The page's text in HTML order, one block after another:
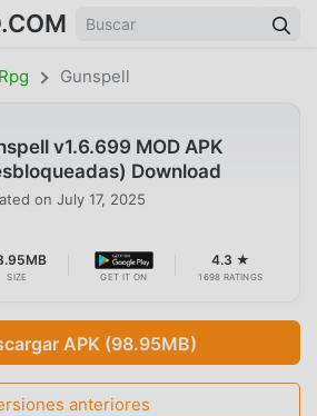
Rpg Gunspell
v1.6.699 MOD APK
Download
on July 17, 2025
SIZE GET IT ON
4.3 ★
1698 RATINGS
APK (98.95MB)
anteriores